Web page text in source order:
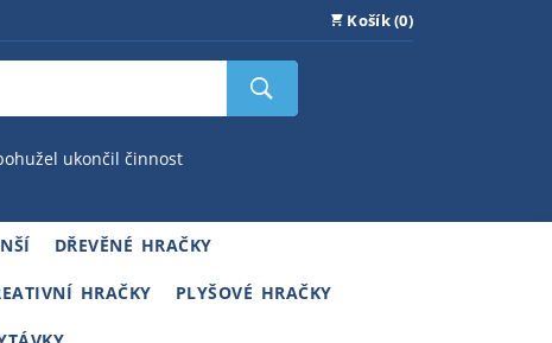
Košík (0)
ukončil činnost
DŘEVĚNÉ HRAČKY
HRAČKY PLYŠOVÉ HRAČKY